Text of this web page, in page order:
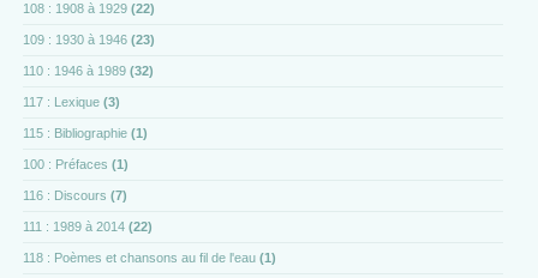
108 : 1908 à 1929 (22)
109 : 1930 à 1946 (23)
110 : 1946 à 1989 (32)
117 : Lexique (3)
115 : Bibliographie (1)
100 : Préfaces (1)
116 : Discours (7)
111 : 1989 à 2014 (22)
118 : Poèmes et chansons au fil de l'eau (1)